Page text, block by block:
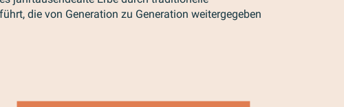
die von Generation zu Generation weitergegeben